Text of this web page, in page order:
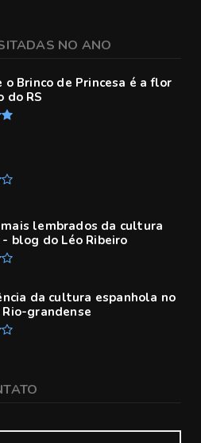
NO ANO
o Brinco de Princesa é a flor
do RS
mais lembrados da cultura
- blog do Léo Ribeiro
da cultura espanhola no
Rio-grandense